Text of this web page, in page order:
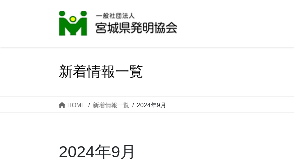
新着情報一覧
HOME 新着情報一覧 2024年9月
2024年9月